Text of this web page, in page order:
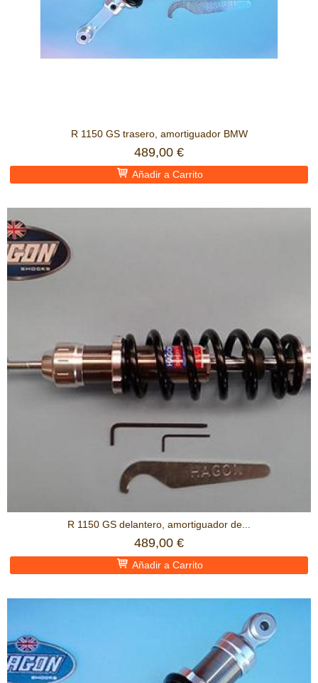
R 1150 GS trasero, amortiguador BMW
489,00 €
Añadir a Carrito
R 1150 GS delantero, amortiguador de...
489,00 €
Añadir a Carrito